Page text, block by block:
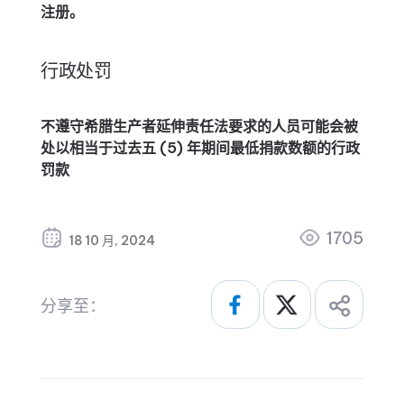
注册。
行政处罚
不遵守希腊生产者延伸责任法要求的人员可能会被
处以相当于过去五 (5) 年期间最低捐款数额的行政
罚款
18 10 月, 2024 1705
分享至：